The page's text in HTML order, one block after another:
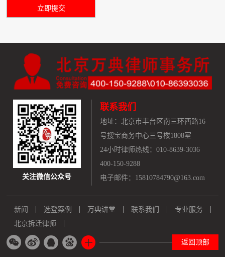
关注微信公众号
联系我们
地址： 北京市丰台区南三环西路16
号搜宝商务中心三号楼1808室
24小时律师热线：010-8639-3036
400-150-9288
电子邮件：15810784790@163.com
新闻 选登案例 万典讲堂 联系我们
专业服务
北京拆迁律师
返回顶部